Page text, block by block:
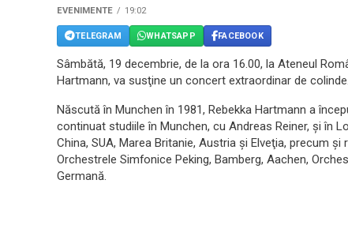
EVENIMENTE 19:02
TELEGRAM WHATSAPP FACEBOOK
Sâmbătă, 19 decembrie, de la ora 16.00, la Ateneul
Hartmann, va susţine un concert extraordinar de colinde.
Născută în Munchen în 1981, Rebekka Hartmann a
continuat studiile în Munchen, cu Andreas Reiner, şi în
China, SUA, Marea Britanie, Austria şi Elveţia, precum
Orchestrele Simfonice Peking, Bamberg, Aachen,
Germană.